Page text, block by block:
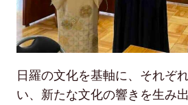
日羅の文化を基軸に、それぞ
い、新たな文化の響きを生み